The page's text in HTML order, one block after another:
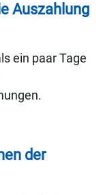
Auszahlung
ein paar Tage
der